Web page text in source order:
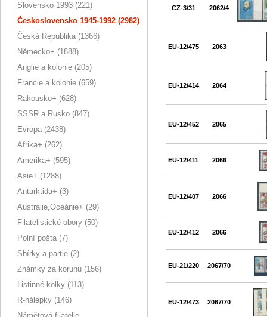
Slovensko 1993 (221)
Československo 1945-1992 (2982)
Česká Republika (1366)
Německo+ (1888)
Anglie a kolonie (205)
Francie a kolonie (659)
Rakousko+ (628)
SSSR a Rusko (847)
Evropa (2438)
Afrika+ (262)
Amerika+ (595)
Asie+ (1288)
Antarktida+ (3)
Austrálie,Oceánie+ (29)
Filatelistické obory (50)
Polní pošta (7)
Sbírky a partie (2)
Známky za korunu (156)
Listinné kolky (113)
R-nálepky (146)
CZ-3/31 2062/4
EU-12/475 2063
EU-12/414 2064
EU-12/452 2065
EU-12/411 2066
EU-12/407 2066
EU-12/412 2066
EU-21/220 2067/70
EU-12/473 2067/70